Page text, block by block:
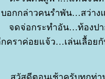
บอกกล่าวคนรำพัน…สว่าง
จดจ่อกระทำอัน…ท้องป
คราค่อยแจ้ว…เล่นเลื้อย
สวัสดีตอนเช้าครับทุกท่า